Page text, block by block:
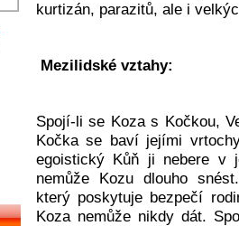
kurtizán, parazitů, ale i
Mezilidské vztahy:
Spojí-li se Koza s Kočkou,
Kočka se baví jejími
egoistický Kůň ji nebere v
nemůže Kozu dlouho
který poskytuje bezpečí
Koza nemůže nikdy dát.